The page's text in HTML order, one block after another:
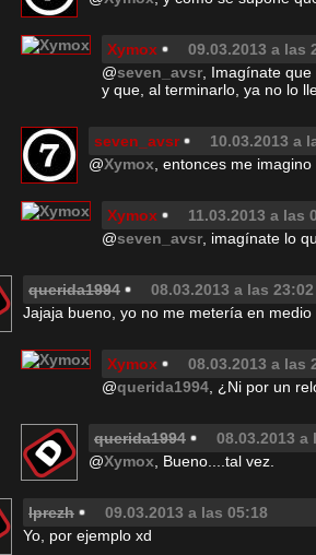
Xymox
09.03.2013 a las
@seven_avsr , Imagínate
y que, al terminarlo, ya no lo
seven_avsr
10.03.2013 a
@Xymox , entonces me
Xymox
11.03.2013 a las
@seven_avsr , imagínate lo
querida1994
08.03.2013 a las 23:02
Jajaja bueno, yo no me metería en
Xymox
08.03.2013 a las
@querida1994 , ¿Ni por un
querida1994
08.03.2013 a
@Xymox , Bueno....tal vez.
lprezh
09.03.2013 a las 05:18
Yo, por ejemplo xd